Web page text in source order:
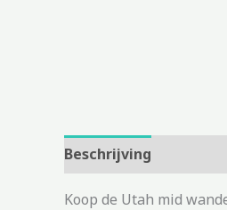
Beschrijving
Koop de Utah mid